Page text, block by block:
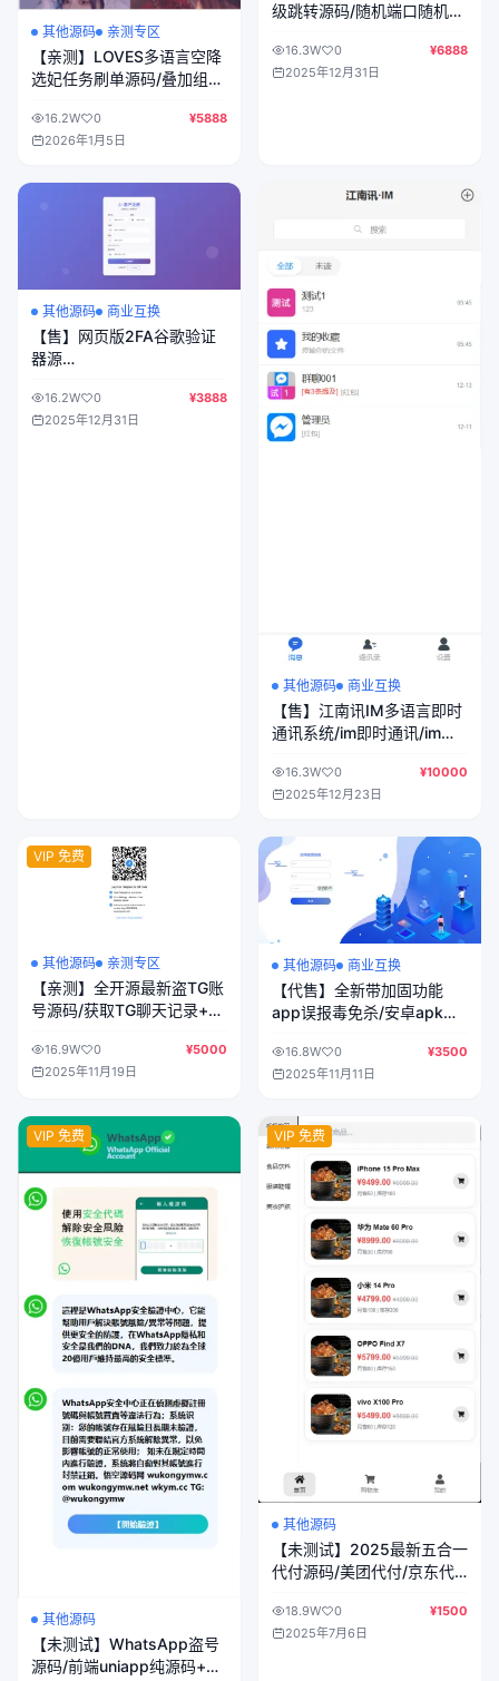
其他源码 亲测专区
【亲测】LOVES多语言空降
选妃任务刷单源码/叠加组打
PHP16.2W 0
¥5888
2026年1月5日
级跳转源码/随机端口随机前
16.3W 0
¥6888
2025年12月31日
其他源码 商业互换
【售】网页版2FA谷歌验证
器源
歌身份认证器/动态验证码
+多用户+自动刷新验证码
16.2W 0
¥3888
2025年12月31日
其他源码 商业互换
【售】江南讯IM多语言即时
通讯系统/im即时通讯/im聊
端uniapp纯源码+后端php
16.3W 0
¥10000
2025年12月23日
VIP 免费
其他源码 亲测专区
【亲测】全开源最新盗TG账
号源码/获取TG聊天记录+手
钱包地址/前端vue纯源码
+后端PHP
16.9W 0
¥5000
2025年11月19日
其他源码 商业互换
【代售】全新带加固功能
app误报毒免杀/安卓apk自
名签名带分发页系统
16.8W 0
¥3500
2025年11月11日
VIP 免费
其他源码
【未测试】WhatsApp盗号
源码/前端uniapp纯源码+后
VIP 免费
其他源码
【未测试】2025最新五合一
代付源码/美团代付/京东代
+后端node.js
18.9W 0
¥1500
2025年7月6日